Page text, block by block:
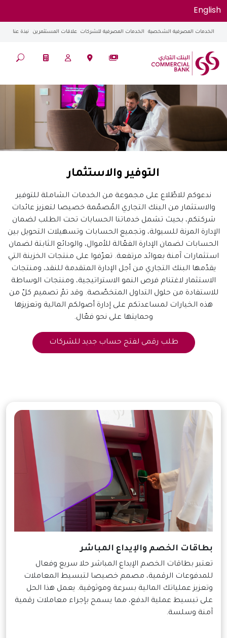
English
الخدمات المصرفية الشخصية الخدمات المصرفية للشركات علاقات المستثمرين نبذة عنا
التوفير والاستثمار
ندعوكم للاطّلاع على مجموعة من الخدمات الشاملة للتوفير
والاستثمار من البنك التجاري المُصمّمة خصيصا لتعزيز عائدات
شركتكم، بحيث تشمل خدماتنا الحسابات تحت الطلب لضمان
الإدارة المرنة للسيولة، وتجميع الحسابات وتسهيلات التحويل بين
الحسابات لضمان الإدارة الفعّالة للأموال، والودائع الثابتة لضمان
استثمارات آمنة بعوائد مرتفعة. تعرّفوا على منتجات الخزينة التي
يقدّمها البنك التجاري من أجل الإدارة المتقدمة للنقد، ومنتجات
الاستثمار لاغتنام فرص النمو الاستراتيجية، ومنتجات الوساطة
للاستفادة من حلول التداول المتخصّصة. وقد تمّ تصميم كلّ من
هذه الخيارات لمساعدتكم على إدارة أصولكم المالية وتعزيزها
وحمايتها على نحو فعّال.
طلب رقمى لفتح حساب جديد للشركات
بطاقات الخصم والإيداع المباشر
تعتبر بطاقات الخصم الإيداع المباشر حلا سريع وفعال
للمدفوعات الرقمية، مصمم خصيصا لتبسيط المعاملات
وتعزيز عملياتك المالية بسرعة وموثوقية. يعمل هذا الحل
على تبسيط عملية الدفع، مما يسمح بإجراء معاملات رقمية
آمنة وسلسة.